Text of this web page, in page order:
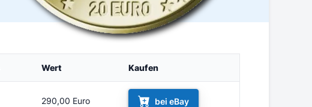
Wert Kaufen
290,00 Euro bei eBay